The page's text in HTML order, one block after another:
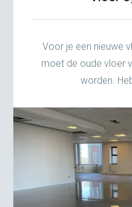
Voor je een nieuwe
moet de oude vloer
worden.